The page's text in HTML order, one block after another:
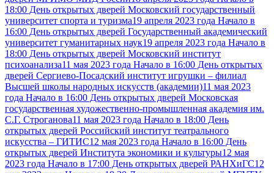
18:00 День открытых дверей Московский государственный
университет спорта и туризма19 апреля 2023 года Начало в
16:00 День открытых дверей Государственный академический
университет гуманитарных наук19 апреля 2023 года Начало в
18:00 День открытых дверей Московский институт
психоанализа11 мая 2023 года Начало в 16:00 День открытых
дверей Сергиево-Посадский институт игрушки – филиал
Высшей школы народных искусств (академии)11 мая 2023
года Начало в 16:00 День открытых дверей Московская
государственная художественно-промышленная академия им.
С.Г. Строганова11 мая 2023 года Начало в 18:00 День
открытых дверей Российский институт театрального
искусства – ГИТИС12 мая 2023 года Начало в 16:00 День
открытых дверей Института экономики и культуры12 мая
2023 года Начало в 17:00 День открытых дверей РАНХиГС12